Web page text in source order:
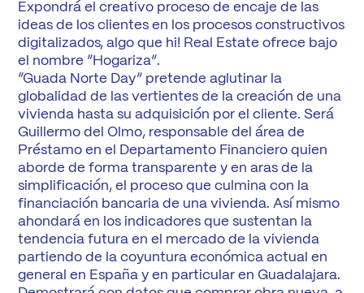
Expondrá el creativo proceso de encaje de las
ideas de los clientes en los procesos constructivos
digitalizados, algo que hi! Real Estate ofrece bajo
el nombre “Hogariza”.
“Guada Norte Day” pretende aglutinar la
globalidad de las vertientes de la creación de una
vivienda hasta su adquisición por el cliente. Será
Guillermo del Olmo, responsable del área de
Préstamo en el Departamento Financiero quien
aborde de forma transparente y en aras de la
simplificación, el proceso que culmina con la
financiación bancaria de una vivienda. Así mismo
ahondará en los indicadores que sustentan la
tendencia futura en el mercado de la vivienda
partiendo de la coyuntura económica actual en
general en España y en particular en Guadalajara.